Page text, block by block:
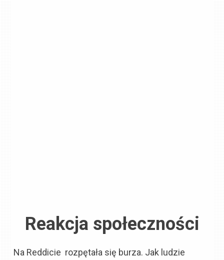
Reakcja społeczności
Na Reddicie rozpętała się burza. Jak ludzie